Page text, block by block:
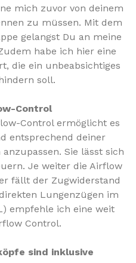
mich zuvor von deinem
zu müssen. Mit dem
gelangst Du an meine
habe ich hier eine
die ein unbeabsichtiges
soll.
Control
Control ermöglicht es
entsprechend deiner
Sie lässt sich
Je weiter die Airflow
fällt der Zugwiderstand
Lungenzügen im
empfehle ich eine weit
Control.
sind inklusive